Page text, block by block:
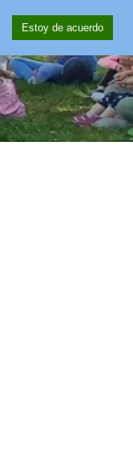
Estoy de acuerdo